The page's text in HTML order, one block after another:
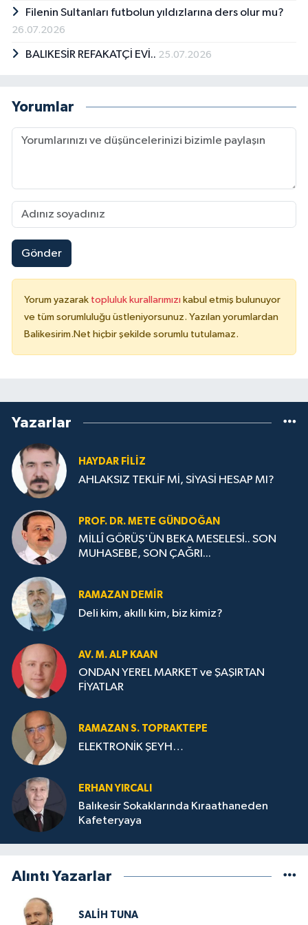
Filenin Sultanları futbolun yıldızlarına ders olur mu?
26.07.2026
BALIKESİR REFAKATÇİ EVİ.. 25.07.2026
Yorumlar
Gönder
Yorum yazarak topluluk kurallarımızı kabul etmiş bulunuyor
ve tüm sorumluluğu üstleniyorsunuz. Yazılan yorumlardan
Balikesirim.Net hiçbir şekilde sorumlu tutulamaz.
Yazarlar
HAYDAR FİLİZ
AHLAKSIZ TEKLİF Mİ, SİYASİ HESAP MI?
PROF. DR. METE GÜNDOĞAN
MİLLÎ GÖRÜŞ'ÜN BEKA MESELESİ.. SON
MUHASEBE, SON ÇAĞRI...
RAMAZAN DEMİR
Deli kim, akıllı kim, biz kimiz?
AV. M. ALP KAAN
ONDAN YEREL MARKET ve ŞAŞIRTAN
FİYATLAR
RAMAZAN S. TOPRAKTEPE
ELEKTRONİK ŞEYH…
ERHAN YIRCALI
Balıkesir Sokaklarında Kıraathaneden
Kafeteryaya
Alıntı Yazarlar
SALIH TUNA